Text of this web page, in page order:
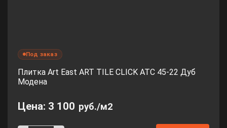
Под заказ
Плитка Art East ART TILE CLICK ATC 45-22 Дуб
Модена
Цена: 3 100 руб./м2